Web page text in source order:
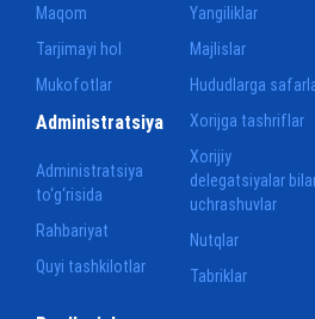
Maqom
Tarjimayi hol
Mukofotlar
Yangiliklar
Majlislar
Hududlarga
Xorijga tashriflar
Xorijiy
delegatsiyalar
uchrashuvlar
Nutqlar
Tabriklar
Administratsiya
Administratsiya
to‘g‘risida
Rahbariyat
Quyi tashkilotlar